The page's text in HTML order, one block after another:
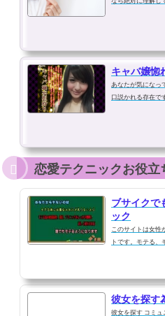
的に理解しなけ
キャバ嬢惚
あなたが気になっ
口説かれる存在で
らあなたが一生
恋愛テクニックお役立
ブサイクで
ック
このサイトは女性
トです。モテる
彼女を探す
彼女を探す コミ